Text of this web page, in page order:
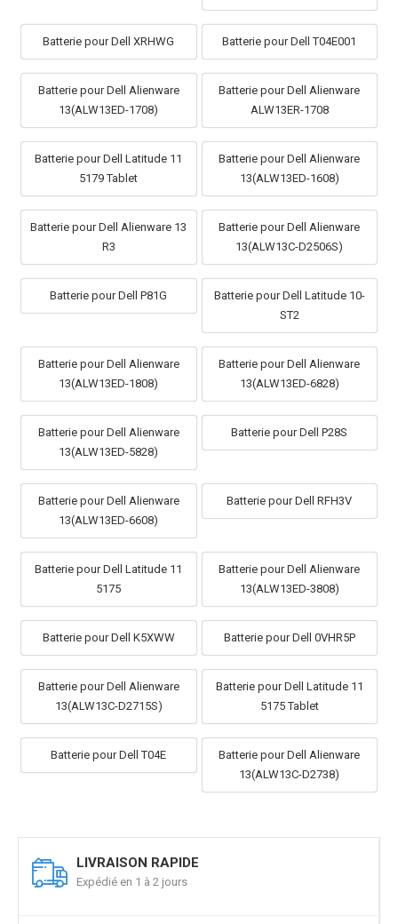
Batterie pour Dell XRHWG Batterie pour Dell T04E001
Batterie pour Dell Alienware
13(ALW13ED-1708)
Batterie pour Dell Alienware
ALW13ER-1708
Batterie pour Dell Latitude 11
5179 Tablet
Batterie pour Dell Alienware
13(ALW13ED-1608)
Batterie pour Dell Alienware 13
R3
Batterie pour Dell Alienware
13(ALW13C-D2506S)
Batterie pour Dell P81G
Batterie pour Dell Latitude 10-
ST2
Batterie pour Dell Alienware
13(ALW13ED-1808)
Batterie pour Dell Alienware
13(ALW13ED-6828)
Batterie pour Dell Alienware
13(ALW13ED-5828)
Batterie pour Dell P28S
Batterie pour Dell Alienware
13(ALW13ED-6608)
Batterie pour Dell RFH3V
Batterie pour Dell Latitude 11
5175
Batterie pour Dell Alienware
13(ALW13ED-3808)
Batterie pour Dell K5XWW Batterie pour Dell 0VHR5P
Batterie pour Dell Alienware
13(ALW13C-D2715S)
Batterie pour Dell Latitude 11
5175 Tablet
Batterie pour Dell T04E
Batterie pour Dell Alienware
13(ALW13C-D2738)
LIVRAISON RAPIDE
Expédié en 1 à 2 jours